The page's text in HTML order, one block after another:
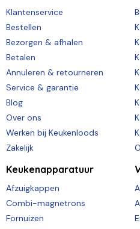
Klantenservice
Bestellen
Bezorgen & afhalen
Betalen
Annuleren & retourneren
Service & garantie
Blog
Over ons
Werken bij Keukenloods
Zakelijk
Keukenapparatuur
Afzuigkappen
Combi-magnetrons
Fornuizen